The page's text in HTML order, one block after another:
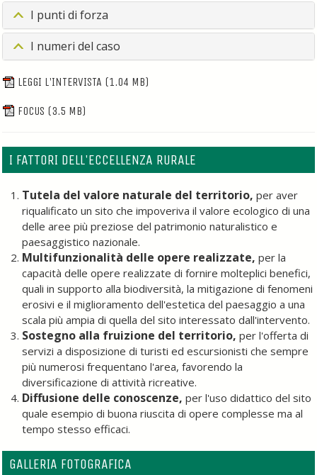
I punti di forza
I numeri del caso
LEGGI L'INTERVISTA (1.04 MB)
FOCUS (3.5 MB)
I FATTORI DELL'ECCELLENZA RURALE
Tutela del valore naturale del territorio, per aver
riqualificato un sito che impoveriva il valore ecologico di una
delle aree più preziose del patrimonio naturalistico e
paesaggistico nazionale.
Multifunzionalità delle opere realizzate, per la
capacità delle opere realizzate di fornire molteplici benefici,
quali in supporto alla biodiversità, la mitigazione di fenomeni
erosivi e il miglioramento dell'estetica del paesaggio a una
scala più ampia di quella del sito interessato dall'intervento.
Sostegno alla fruizione del territorio, per l'offerta di
servizi a disposizione di turisti ed escursionisti che sempre
più numerosi frequentano l'area, favorendo la
diversificazione di attività ricreative.
Diffusione delle conoscenze, per l'uso didattico del sito
quale esempio di buona riuscita di opere complesse ma al
tempo stesso efficaci.
GALLERIA FOTOGRAFICA